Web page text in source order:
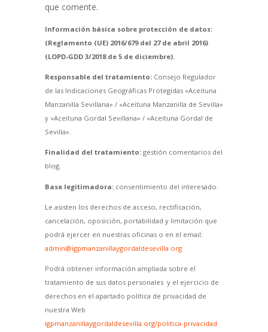
que comente.
Información básica sobre protección de datos:
(Reglamento (UE) 2016/679 del 27 de abril 2016)
(LOPD-GDD 3/2018 de 5 de diciembre).
Responsable del tratamiento:Consejo Regulador
de las Indicaciones Geográficas Protegidas «Aceituna
Manzanilla Sevillana» / «Aceituna Manzanilla de Sevilla»
y «Aceituna Gordal Sevillana» / «Aceituna Gordal de
Sevilla».
Finalidad del tratamiento:gestión comentarios del
blog.
Base legitimadora:consentimiento del interesado.
Le asisten los derechos de acceso, rectificación,
cancelación, oposición, portabilidad y limitación que
podrá ejercer en nuestras oficinas o en el email:
admin@igpmanzanillaygordaldesevilla.org
Podrá obtener información ampliada sobre el
tratamiento de sus datos personales y el ejercicio de
derechos en el apartado política de privacidad de
nuestra Web
igpmanzanillaygordaldesevilla.org/politica-privacidad